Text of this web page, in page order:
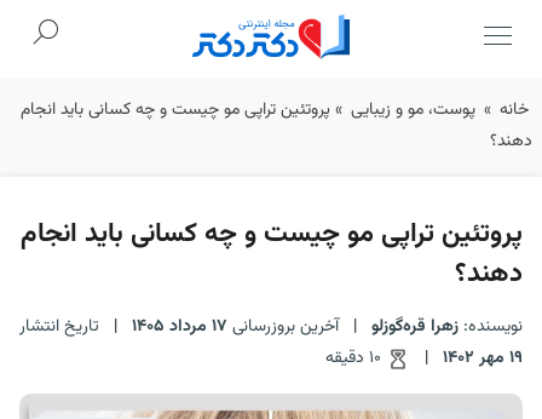
Skip
to
خانه » پوست، مو و زیبایی » پروتئین تراپی مو چیست و چه کسانی باید انجام
دهند؟
پروتئین تراپی مو چیست و چه کسانی باید انجام
دهند؟
نویسنده: زهرا قره‌گوزلو | آخرین بروزرسانی 17 مرداد 1405 |
تاریخ انتشار
19 مهر 1402
|